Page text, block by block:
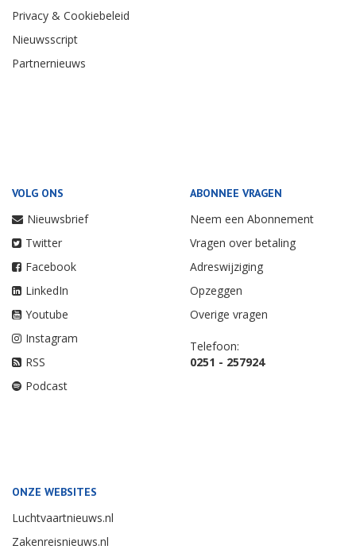
Privacy & Cookiebeleid
Nieuwsscript
Partnernieuws
VOLG ONS
Nieuwsbrief
Twitter
Facebook
LinkedIn
Youtube
Instagram
RSS
Podcast
ABONNEE VRAGEN
Neem een Abonnement
Vragen over betaling
Adreswijziging
Opzeggen
Overige vragen
Telefoon:
0251 - 257924
ONZE WEBSITES
Luchtvaartnieuws.nl
Zakenreisnieuws.nl